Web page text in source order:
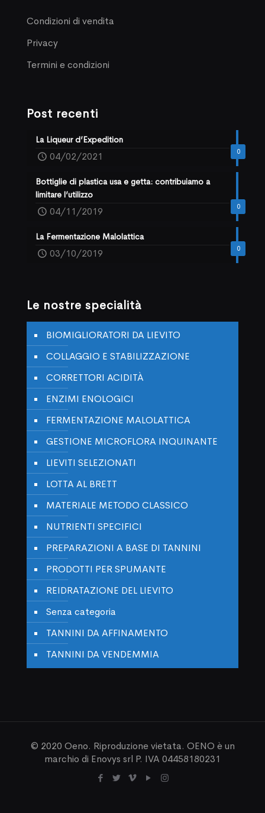
Condizioni di vendita
Privacy
Termini e condizioni
Post recenti
0
La Liqueur d’Expedition
04/02/2021
0
Bottiglie di plastica usa e getta: contribuiamo a
limitare l’utilizzo
04/11/2019
0
La Fermentazione Malolattica
03/10/2019
Le nostre specialità
BIOMIGLIORATORI DA LIEVITO
COLLAGGIO E STABILIZZAZIONE
CORRETTORI ACIDITÀ
ENZIMI ENOLOGICI
FERMENTAZIONE MALOLATTICA
GESTIONE MICROFLORA INQUINANTE
LIEVITI SELEZIONATI
LOTTA AL BRETT
MATERIALE METODO CLASSICO
NUTRIENTI SPECIFICI
PREPARAZIONI A BASE DI TANNINI
PRODOTTI PER SPUMANTE
REIDRATAZIONE DEL LIEVITO
Senza categoria
TANNINI DA AFFINAMENTO
TANNINI DA VENDEMMIA
© 2020 Oeno. Riproduzione vietata. OENO è un
marchio di Enovys srl P. IVA 04458180231